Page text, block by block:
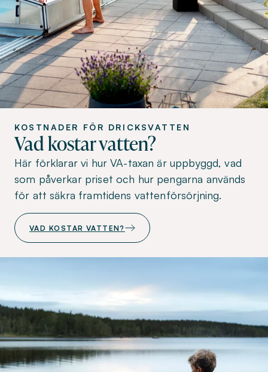
KOSTNADER FÖR DRICKSVATTEN
Vad kostar vatten?
Här förklarar vi hur VA-taxan är uppbyggd, vad
som påverkar priset och hur pengarna används
för att säkra framtidens vattenförsörjning.
VAD KOSTAR VATTEN?